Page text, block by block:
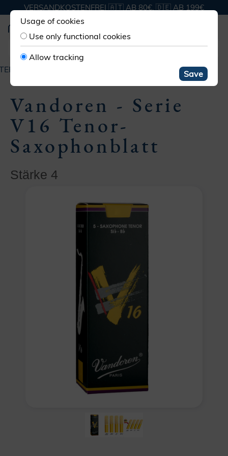
VERSANDKOSTENFREI 🇦🇹 AB 80€, 🇩🇪 AB 199€
VANDOREN V16
Vandoren - Serie
V16 Tenor-
Saxophonblatt
Stärke 4
Usage of cookies
Use only functional cookies
Allow tracking
Save